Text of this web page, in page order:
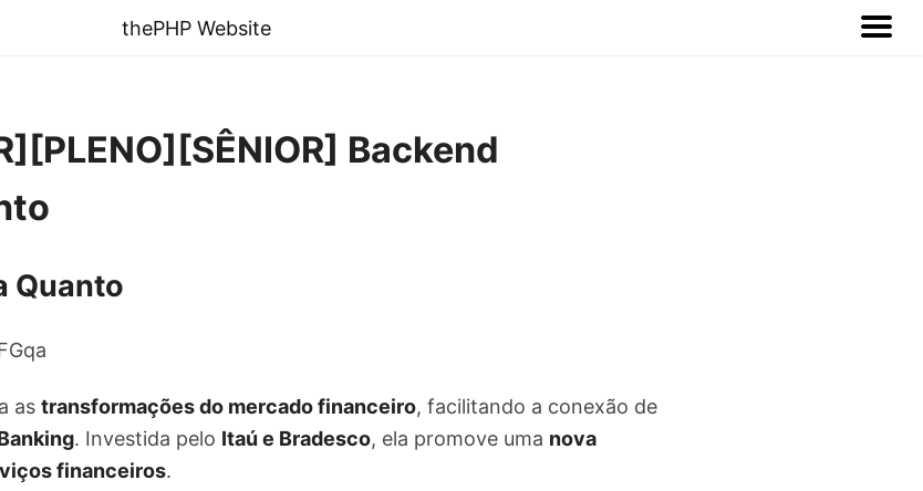
thePHP Website
Backend
Quanto
as transformações do mercado financeiro, facilitando a conexão de
. Investida pelo Itaú e Bradesco, ela promove uma nova
financeiros.